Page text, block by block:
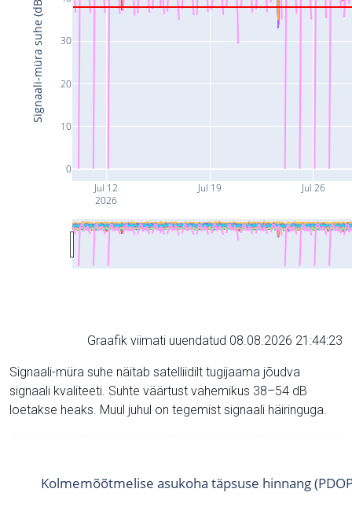
Jul 12
2026
Jul 19 Jul 26
0
10
20
30
Signaali-müra suhe (dB)
Graafik viimati uuendatud 08.08.2026 21:44:23
Signaali-müra suhe näitab satelliidilt tugijaama jõudva
signaali kvaliteeti. Suhte väärtust vahemikus 38–54 dB
loetakse heaks. Muul juhul on tegemist signaali häiringuga.
Kolmemõõtmelise asukoha täpsuse hinnang